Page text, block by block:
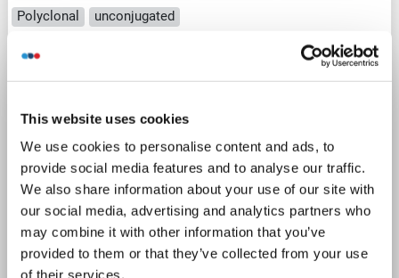
This website uses cookies
We use cookies to personalise content and ads, to
provide social media features and to analyse our traffic.
We also share information about your use of our site with
our social media, advertising and analytics partners who
may combine it with other information that you’ve
provided to them or that they’ve collected from your use
of their services.
Polyclonal
unconjugated
WB
Produktnummer ABIN514266